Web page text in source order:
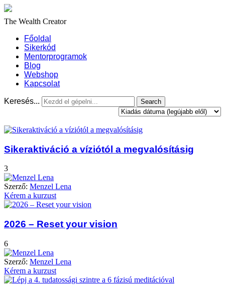
The Wealth Creator
Főoldal
Sikerkód
Mentorprogramok
Blog
Webshop
Kapcsolat
Keresés...
Sikeraktiváció a víziótól a megvalósításig
3
Szerző: Menzel Lena
Kérem a kurzust
2026 – Reset your vision
6
Szerző: Menzel Lena
Kérem a kurzust